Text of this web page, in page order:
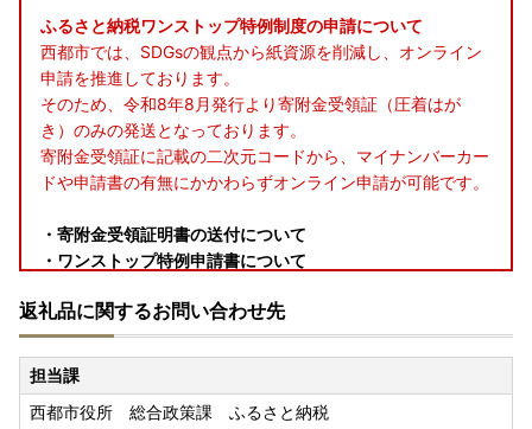
ふるさと納税ワンストップ特例制度の申請について
西都市では、SDGsの観点から紙資源を削減し、オンライン
申請を推進しております。
そのため、令和8年8月発行より寄附金受領証（圧着はが
き）のみの発送となっております。
寄附金受領証に記載の二次元コードから、マイナンバーカー
ドや申請書の有無にかかわらずオンライン申請が可能です。
・寄附金受領証明書の送付について
・ワンストップ特例申請書について
・返礼品の発送について
・返礼品に問題があった場合について
●【寄附金受領証明書の送付について】
ご入金確認後、寄付申込みフォームの「申込者情報」のご住
返礼品に関するお問い合わせ先
担当課
西都市役所 総合政策課 ふるさと納税